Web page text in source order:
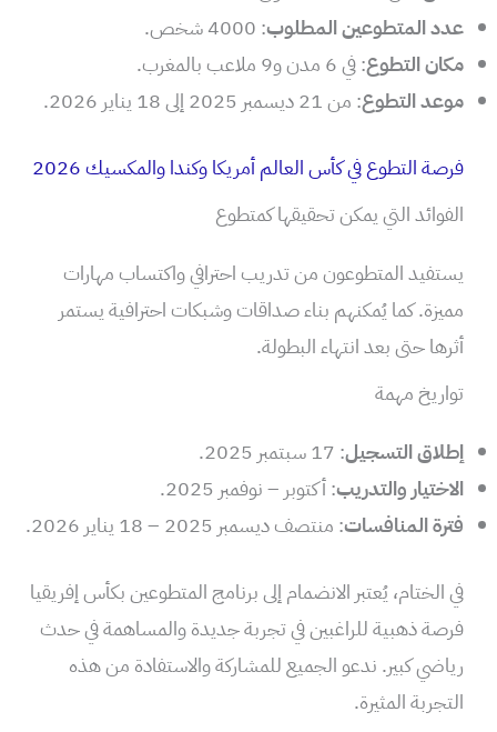
عدد المتطوعين المطلوب: 4000 شخص.
مكان التطوع: في 6 مدن و9 ملاعب بالمغرب.
موعد التطوع: من 21 ديسمبر 2025 إلى 18 يناير 2026.
فرصة التطوع في كأس العالم أمريكا وكندا والمكسيك 2026
الفوائد التي يمكن تحقيقها كمتطوع
يستفيد المتطوعون من تدريب احترافي واكتساب مهارات
مميزة. كما يُمكنهم بناء صداقات وشبكات احترافية يستمر
أثرها حتى بعد انتهاء البطولة.
تواريخ مهمة
إطلاق التسجيل: 17 سبتمبر 2025.
الاختيار والتدريب: أكتوبر – نوفمبر 2025.
فترة المنافسات: منتصف ديسمبر 2025 – 18 يناير 2026.
في الختام، يُعتبر الانضمام إلى برنامج المتطوعين بكأس إفريقيا
فرصة ذهبية للراغبين في تجربة جديدة والمساهمة في حدث
رياضي كبير. ندعو الجميع للمشاركة والاستفادة من هذه
التجربة المثيرة.